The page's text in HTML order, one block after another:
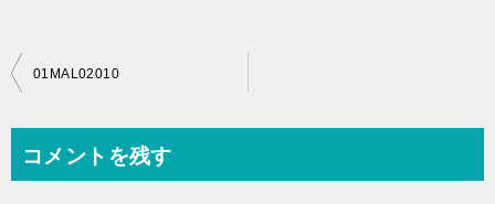
投
ビ
01MAL02010
コメントを残す